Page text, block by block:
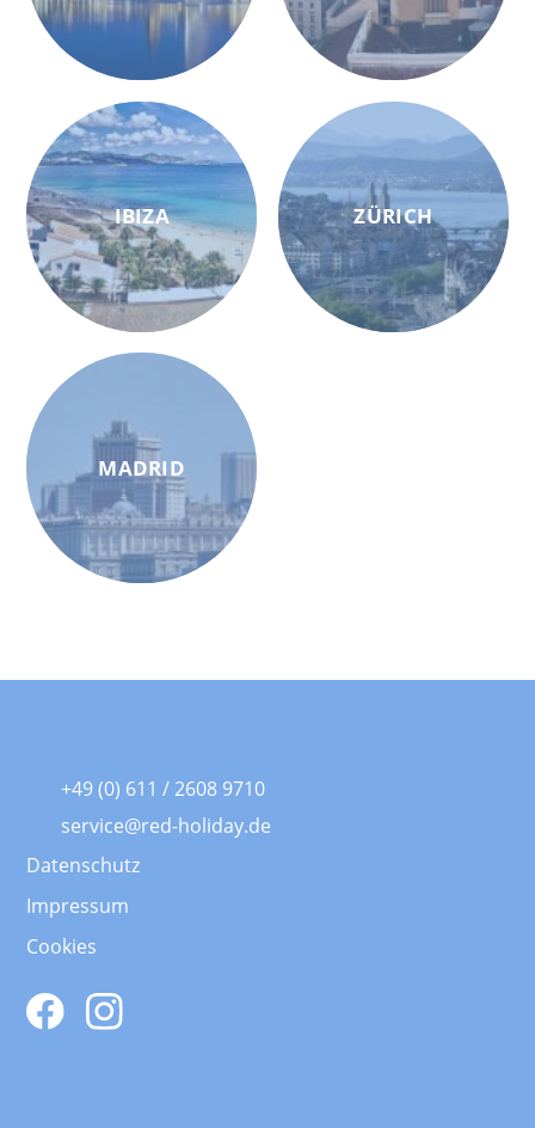
IBIZA
MADRID
ZÜRICH
+49 (0) 611 / 2608 9710
service@red-holiday.de
Datenschutz
Impressum
Cookies